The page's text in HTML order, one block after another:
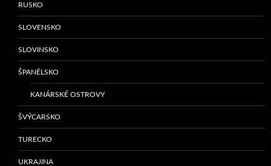
RUSKO
SLOVENSKO
SLOVINSKO
ŠPANĚLSKO
KANÁRSKÉ OSTROVY
ŠVÝCARSKO
TURECKO
UKRAJINA